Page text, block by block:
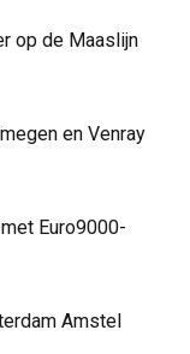
op de Maaslijn
en Venray
Euro9000-
Amstel